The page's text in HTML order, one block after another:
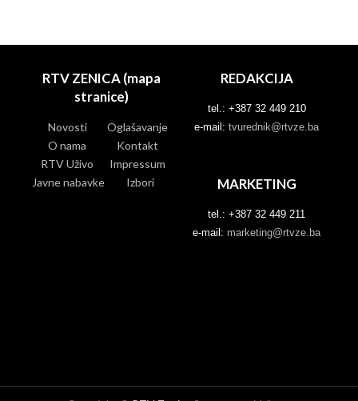
RTV ZENICA (mapa
stranice)
Novosti
Oglašavanje
O nama
Kontakt
RTV Uživo
Impressum
Javne nabavke
Izbori
REDAKCIJA
tel.: +387 32 449 210
e-mail: tvurednik@rtvze.ba
MARKETING
tel.: +387 32 449 211
e-mail: marketing@rtvze.ba